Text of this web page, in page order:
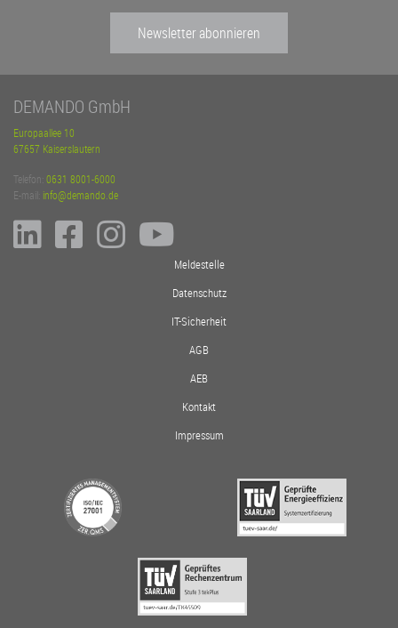
Newsletter abonnieren
DEMANDO GmbH
Europaallee 10
67657 Kaiserslautern
Telefon: 0631 8001-6000
E-mail: info@demando.de
Meldestelle
Datenschutz
IT-Sicherheit
AGB
AEB
Kontakt
Impressum